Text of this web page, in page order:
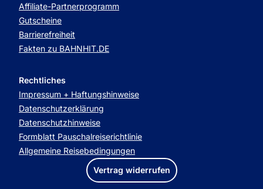
Affiliate-Partnerprogramm
Gutscheine
Barrierefreiheit
Fakten zu BAHNHIT.DE
Rechtliches
Impressum + Haftungshinweise
Datenschutzerklärung
Datenschutzhinweise
Formblatt Pauschalreiserichtlinie
Allgemeine Reisebedingungen
Vertrag widerrufen